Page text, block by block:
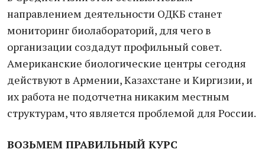
направлением деятельности ОДКБ станет
мониторинг биолабораторий, для чего в
организации создадут профильный совет.
Американские биологические центры сегодня
действуют в Армении, Казахстане и Киргизии, и
их работа не подотчетна никаким местным
структурам, что является проблемой для России.
ВОЗЬМЕМ ПРАВИЛЬНЫЙ КУРС